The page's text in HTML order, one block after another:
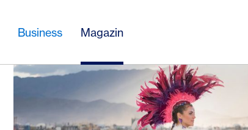
Business Magazin